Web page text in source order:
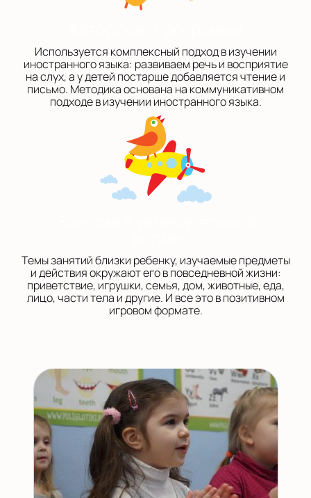
Используется комплексный подход в изучении
иностранного языка: развиваем речь и восприятие
на слух, а у детей постарше добавляется чтение и
письмо. Методика основана на коммуникативном
подходе в изучении иностранного языка.
Темы занятий близки ребенку, изучаемые предметы
и действия окружают его в повседневной жизни:
приветствие, игрушки, семья, дом, животные, еда,
лицо, части тела и другие. И все это в позитивном
игровом формате.